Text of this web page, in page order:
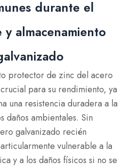
durante el
almacenamiento
protector de zinc del acero
para su rendimiento, ya
una resistencia duradera a la
daños ambientales. Sin
galvanizado recién
vulnerable a la
y a los daños físicos si no se